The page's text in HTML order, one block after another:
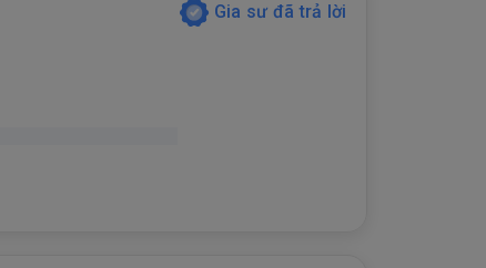
Gia sư đã trả lời